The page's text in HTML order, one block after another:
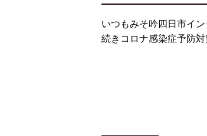
いつもみそ吟四日市イ
続きコロナ感染症予防